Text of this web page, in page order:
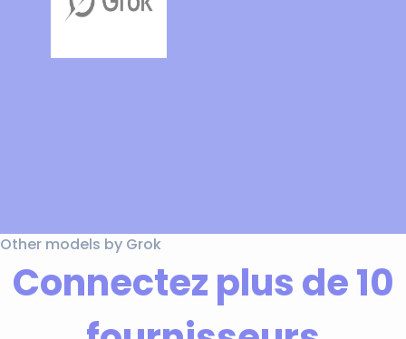
Other models by Grok
Connectez plus de 10